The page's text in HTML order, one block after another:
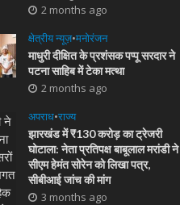
2 months ago
क्षेत्रीय न्यूज़•मनोरंजन
माधुरी दीक्षित के प्रशंसक पप्पू सरदार ने
पटना साहिब में टेका मत्था
2 months ago
अपराध•राज्य
झारखंड में ₹130 करोड़ का ट्रेजरी
घोटाला: नेता प्रतिपक्ष बाबूलाल मरांडी ने
सीएम हेमंत सोरेन को लिखा पत्र,
सीबीआई जांच की मांग
3 months ago